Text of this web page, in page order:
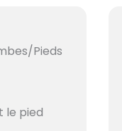
Pieds
le pied